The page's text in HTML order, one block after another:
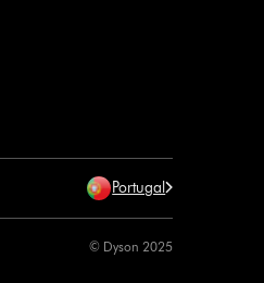
Portugal
© Dyson 2025